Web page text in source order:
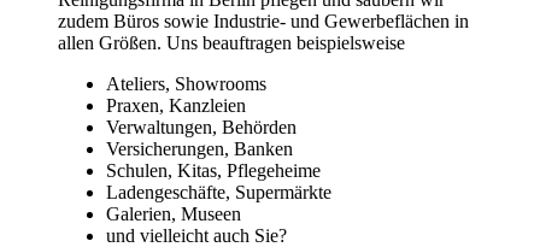
zudem Büros sowie Industrie- und Gewerbeflächen in
allen Größen. Uns beauftragen beispielsweise
Ateliers, Showrooms
Praxen, Kanzleien
Verwaltungen, Behörden
Versicherungen, Banken
Schulen, Kitas, Pflegeheime
Ladengeschäfte, Supermärkte
Galerien, Museen
und vielleicht auch Sie?